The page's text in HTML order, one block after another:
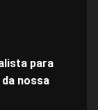
para
nossa